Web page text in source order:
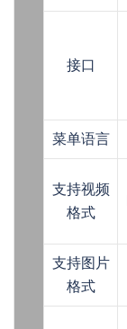
接口
菜单语言
支持视频
格式
支持图片
格式